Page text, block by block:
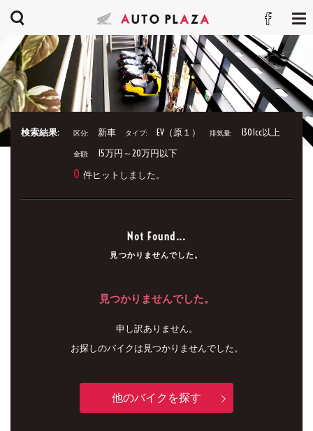
検索結果: 区分: 新車 タイプ: EV（原１） 排気量: 1301cc以上
金額: 15万円～20万円以下
0 件ヒットしました。
Not Found...
見つかりませんでした。
見つかりませんでした。
申し訳ありません。
お探しのバイクは見つかりませんでした。
他のバイクを探す